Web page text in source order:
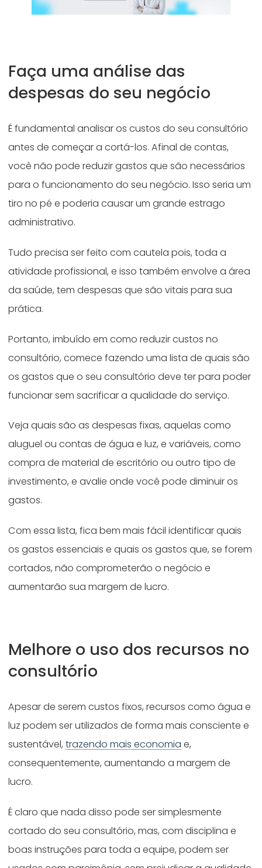
Faça uma análise das
despesas do seu negócio
É fundamental analisar os custos do seu consultório
antes de começar a cortá-los. Afinal de contas,
você não pode reduzir gastos que são necessários
para o funcionamento do seu negócio. Isso seria um
tiro no pé e poderia causar um grande estrago
administrativo.
Tudo precisa ser feito com cautela pois, toda a
atividade profissional, e isso também envolve a área
da saúde, tem despesas que são vitais para sua
prática.
Portanto, imbuído em como reduzir custos no
consultório, comece fazendo uma lista de quais são
os gastos que o seu consultório deve ter para poder
funcionar sem sacrificar a qualidade do serviço.
Veja quais são as despesas fixas, aquelas como
aluguel ou contas de água e luz, e variáveis, como
compra de material de escritório ou outro tipo de
investimento, e avalie onde você pode diminuir os
gastos.
Com essa lista, fica bem mais fácil identificar quais
os gastos essenciais e quais os gastos que, se forem
cortados, não comprometerão o negócio e
aumentarão sua margem de lucro.
Melhore o uso dos recursos no
consultório
Apesar de serem custos fixos, recursos como água e
luz podem ser utilizados de forma mais consciente e
sustentável,trazendo mais economia e,
consequentemente, aumentando a margem de
lucro.
É claro que nada disso pode ser simplesmente
cortado do seu consultório, mas, com disciplina e
boas instruções para toda a equipe, podem ser